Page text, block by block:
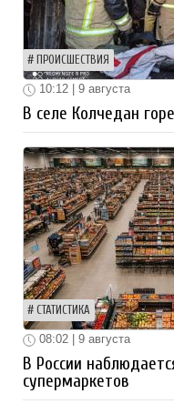
ПРОИСШЕСТВИЯ
10:12 | 9 августа
В селе Колчедан
СТАТИСТИКА
08:02 | 9 августа
В России
супермаркетов